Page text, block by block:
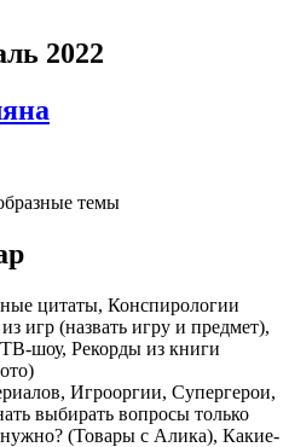
2022
темы
цитаты, Конспирологии
игр (назвать игру и предмет),
шоу, Рекорды из книги
Игрооргии, Супергерои,
выбирать вопросы только
(Товары с Алика), Какие-